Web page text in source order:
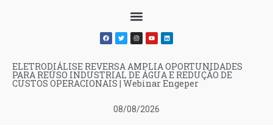
08/08/2026
ELETRODIÁLISE REVERSA AMPLIA OPORTUNIDADES
PARA REÚSO INDUSTRIAL DE ÁGUA E REDUÇÃO DE
CUSTOS OPERACIONAIS | Webinar Engeper